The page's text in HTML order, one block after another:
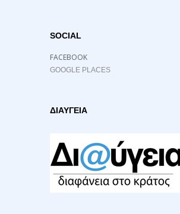
SOCIAL
FACEBOOK
GOOGLE PLACES
ΔΙΑΥΓΕΙΑ